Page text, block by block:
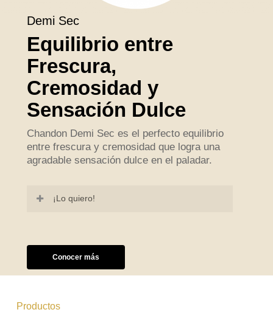
Demi Sec
Equilibrio entre
Frescura,
Cremosidad y
Sensación Dulce
Chandon Demi Sec es el perfecto equilibrio
entre frescura y cremosidad que logra una
agradable sensación dulce en el paladar.
¡Lo quiero!
Conocer más
Productos